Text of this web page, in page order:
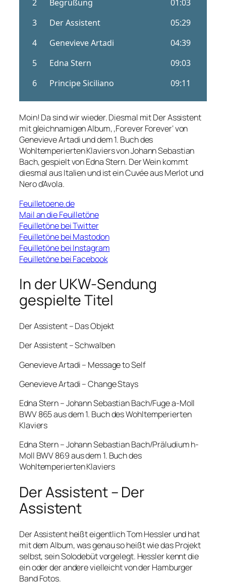
Moin! Da sind wir wieder. Diesmal mit Der Assistent
mit gleichnamigen Album, ‚Forever Forever‘ von
Genevieve Artadi und dem 1. Buch des
Wohltemperierten Klaviers von Johann Sebastian
Bach, gespielt von Edna Stern. Der Wein kommt
diesmal aus Italien und ist ein Cuvée aus Merlot und
Nero d’Avola.
Feuilletoene.de
Mail an die Feuilletöne
Feuilletöne bei Twitter
Feuilletöne bei Mastodon
Feuilletöne bei Instagram
Feuilletöne bei Facebook
In der UKW-Sendung
gespielte Titel
Der Assistent – Das Objekt
Der Assistent – Schwalben
Genevieve Artadi – Message to Self
Genevieve Artadi – Change Stays
Edna Stern – Johann Sebastian Bach/Fuge a-Moll
BWV 865 aus dem 1. Buch des Wohltemperierten
Klaviers
Edna Stern – Johann Sebastian Bach/Präludium h-
Moll BWV 869 aus dem 1. Buch des
Wohltemperierten Klaviers
Der Assistent – Der
Assistent
Der Assistent heißt eigentlich Tom Hessler und hat
mit dem Album, was genau so heißt wie das Projekt
selbst, sein Solodebüt vorgelegt. Hessler kennt die
ein oder der andere vielleicht von der Hamburger
Band Fotos.